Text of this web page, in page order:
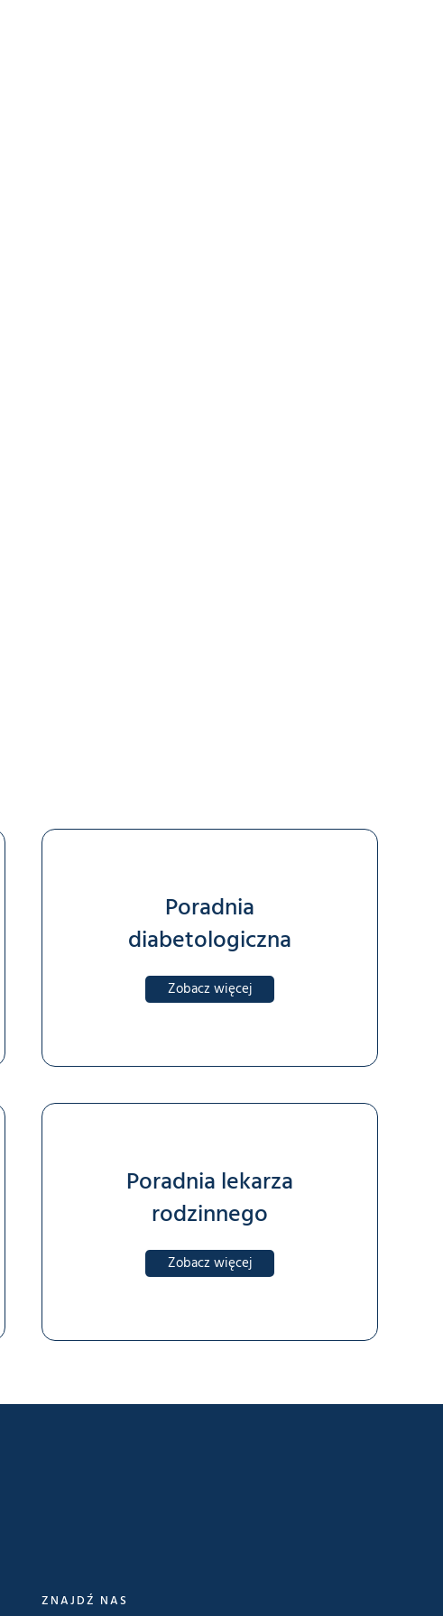
Poradnia
diabetologiczna
Zobacz więcej
Poradnia lekarza
rodzinnego
Zobacz więcej
ZNAJDŹ NAS